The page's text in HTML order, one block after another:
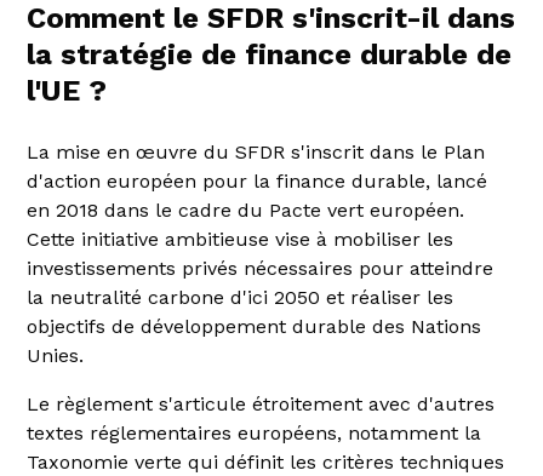
Comment le SFDR s'inscrit-il dans
la stratégie de finance durable de
l'UE ?
La mise en œuvre du SFDR s'inscrit dans le Plan
d'action européen pour la finance durable, lancé
en 2018 dans le cadre du Pacte vert européen.
Cette initiative ambitieuse vise à mobiliser les
investissements privés nécessaires pour atteindre
la neutralité carbone d'ici 2050 et réaliser les
objectifs de développement durable des Nations
Unies.
Le règlement s'articule étroitement avec d'autres
textes réglementaires européens, notamment la
Taxonomie verte qui définit les critères techniques